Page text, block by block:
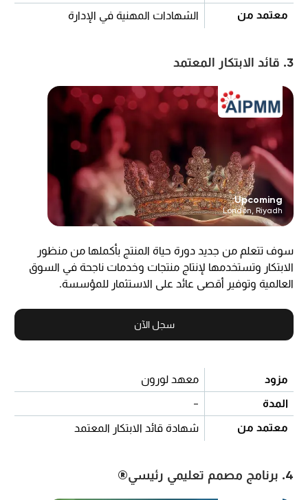
معتمد من
الشهادات المهنية في الإدارة
3. قائد الابتكار المعتمد
Upcoming:
London, Riyadh
سوف تتعلم من جديد دورة حياة المنتج بأكملها من منظور
الابتكار وتستخدمها لإنتاج منتجات وخدمات ناجحة في السوق
العالمية وتوفير أقصى عائد على الاستثمار للمؤسسة.
سجل الآن
مزود
معهد لورون
المدة
-
معتمد من
شهادة قائد الابتكار المعتمد
4. برنامج مصمم تعليمي رئيسي®